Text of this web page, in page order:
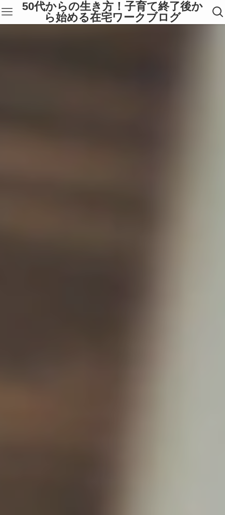
50代からの生き方！子育て終了後か
ら始める在宅ワークブログ